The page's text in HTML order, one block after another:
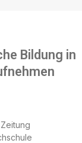
Bildung in